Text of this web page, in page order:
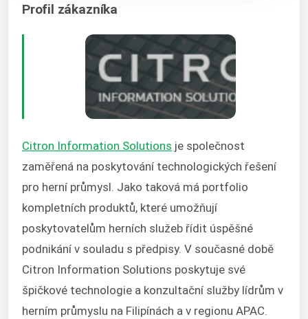
Profil zákazníka
Citron Information Solutions je společnost
zaměřená na poskytování technologických řešení
pro herní průmysl. Jako taková má portfolio
kompletních produktů, které umožňují
poskytovatelům herních služeb řídit úspěšné
podnikání v souladu s předpisy. V současné době
Citron Information Solutions poskytuje své
špičkové technologie a konzultační služby lídrům v
herním průmyslu na Filipínách a v regionu APAC.